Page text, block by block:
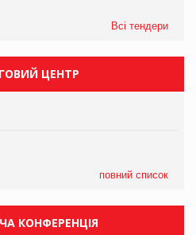
Всі тендери
ЦЕНТР
повний список
КОНФЕРЕНЦІЯ